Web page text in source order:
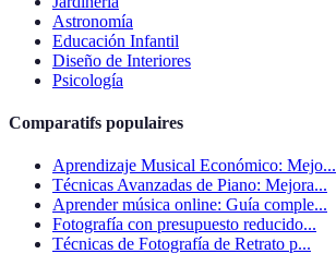
Astronomía
Educación Infantil
Diseño de Interiores
Psicología
Comparatifs populaires
Aprendizaje Musical Económico: Mejo...
Técnicas Avanzadas de Piano: Mejora...
Aprender música online: Guía comple...
Fotografía con presupuesto reducido...
Técnicas de Fotografía de Retrato p...